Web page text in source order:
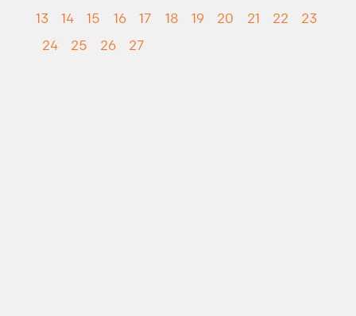
13
14 15 16 17 18 19 20 21 22
23
24
25 26 27